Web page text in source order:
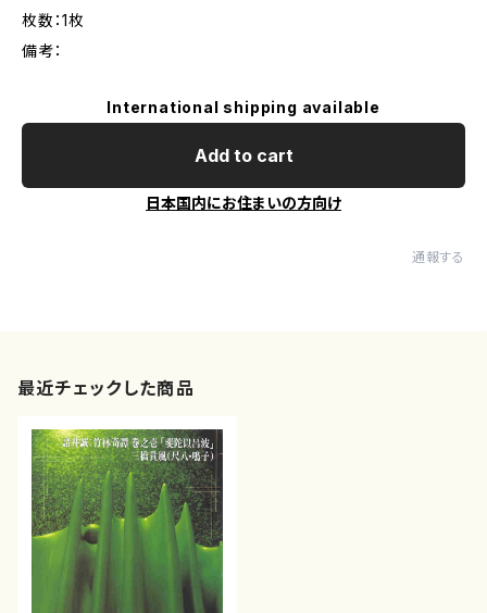
枚数：1枚
備考：
International shipping available
Add to cart
日本国内にお住まいの方向け
通報する
最近チェックした商品